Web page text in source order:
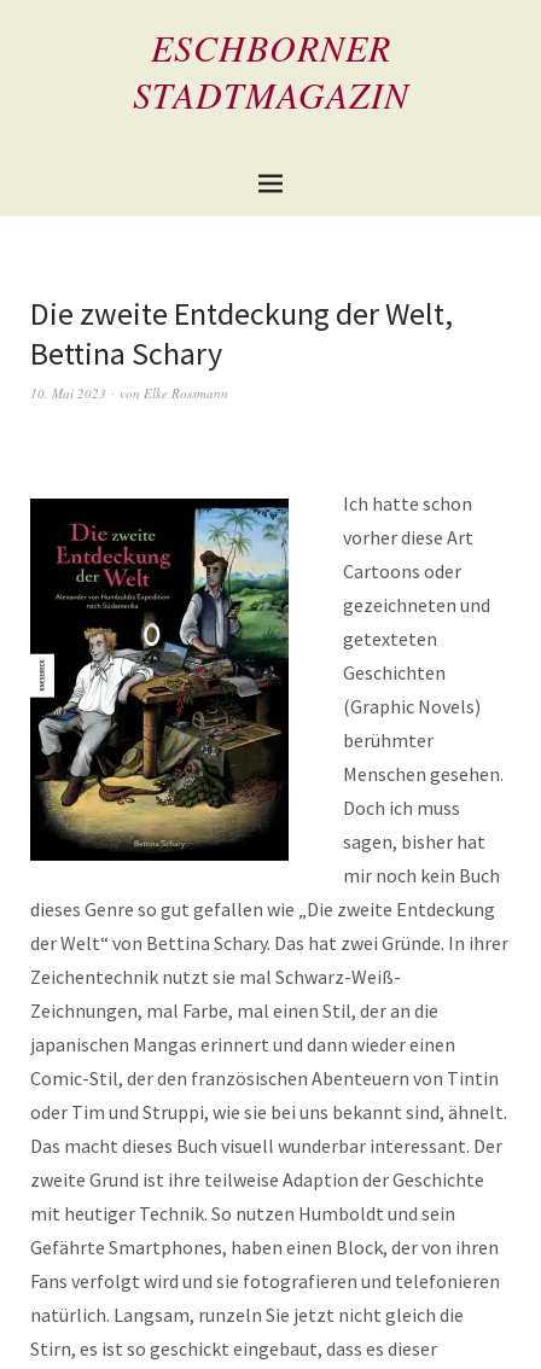
ESCHBORNER
STADTMAGAZIN
Die zweite Entdeckung der Welt,
Bettina Schary
10. Mai 2023 von Elke Rossmann
Ich hatte schon
vorher diese Art
Cartoons oder
gezeichneten und
getexteten
Geschichten
(Graphic Novels)
berühmter
Menschen gesehen.
Doch ich muss
sagen, bisher hat
mir noch kein Buch
dieses Genre so gut gefallen wie „Die zweite Entdeckung
der Welt“ von Bettina Schary. Das hat zwei Gründe. In ihrer
Zeichentechnik nutzt sie mal Schwarz-Weiß-
Zeichnungen, mal Farbe, mal einen Stil, der an die
japanischen Mangas erinnert und dann wieder einen
Comic-Stil, der den französischen Abenteuern von Tintin
oder Tim und Struppi, wie sie bei uns bekannt sind, ähnelt.
Das macht dieses Buch visuell wunderbar interessant. Der
zweite Grund ist ihre teilweise Adaption der Geschichte
mit heutiger Technik. So nutzen Humboldt und sein
Gefährte Smartphones, haben einen Block, der von ihren
Fans verfolgt wird und sie fotografieren und telefonieren
natürlich. Langsam, runzeln Sie jetzt nicht gleich die
Stirn, es ist so geschickt eingebaut, dass es dieser